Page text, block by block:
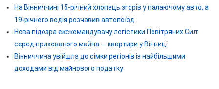
На Вінниччині 15-річний хлопець згорів у палаючому авто, а
19-річного водія розчавив автопоїзд
Нова підозра екскомандувачу логістики Повітряних Сил:
серед прихованого майна — квартири у Вінниці
Вінниччина увійшла до сімки регіонів із найбільшими
доходами від майнового податку